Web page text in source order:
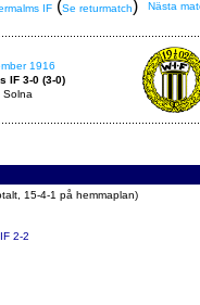
IF (Se returmatch) Nästa
1916
IF 3-0 (3-0)
Solna
15-4-1 på hemmaplan)
2-2